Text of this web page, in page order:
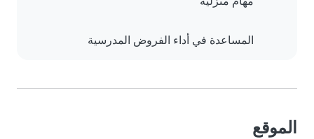
المساعدة في أداء الفروض المدرسية
الموقع